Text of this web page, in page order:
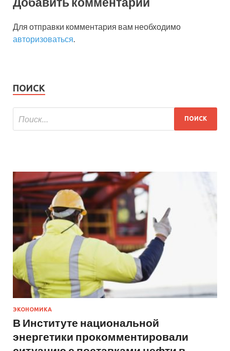
Для отправки комментария вам необходимо
авторизоваться.
ПОИСК
ЭКОНОМИКА
В Институте национальной
энергетики прокомментировали